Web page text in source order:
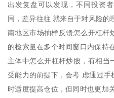
出发复盘可以发现，不同投资
同，差异往往 就来自于对风险
南地区市场抽样反馈怎么开杠杆
的检索量在多个时间窗口内保持
主体中怎么开杠杆炒股，有相当
受能力的前提下，会考 虑通过
时适度提高仓位，但同时也更加